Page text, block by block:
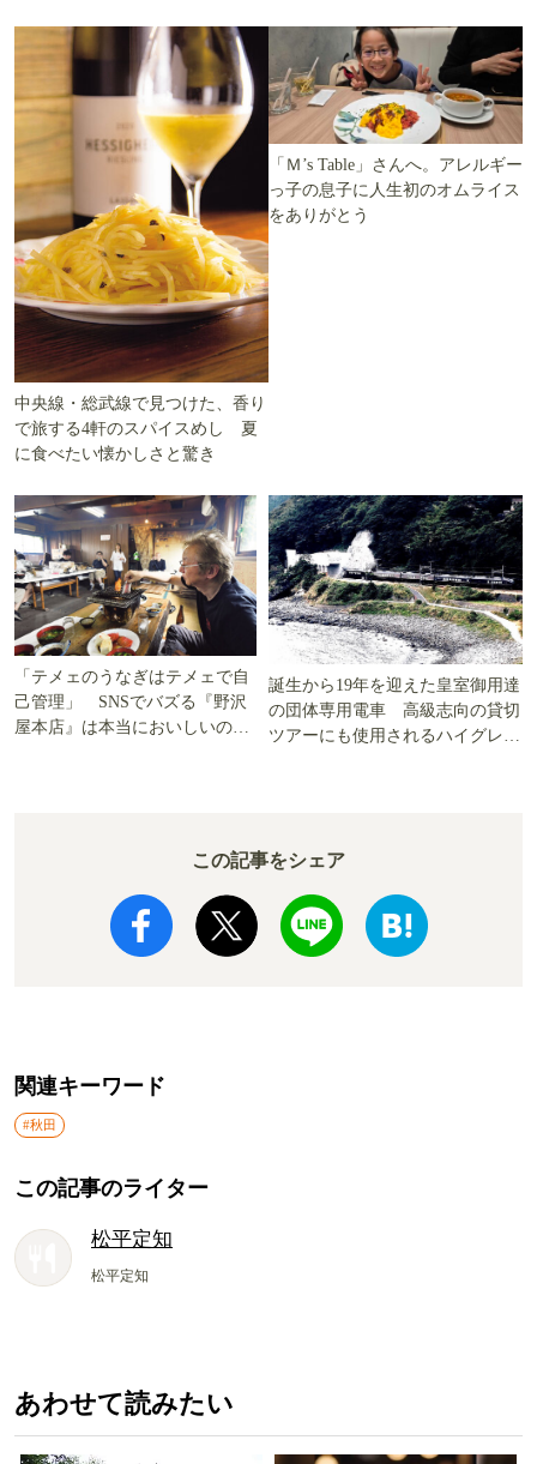
中央線・総武線で見つけた、香り
で旅する4軒のスパイスめし 夏
に食べたい懐かしさと驚き
「Ｍ’s Table」さんへ。アレルギー
っ子の息子に人生初のオムライス
をありがとう
「テメェのうなぎはテメェで自
己管理」 SNSでバズる『野沢
屋本店』は本当においしいの
誕生から19年を迎えた皇室御用達
の団体専用電車 高級志向の貸切
ツアーにも使用されるハイグレー
この記事をシェア
関連キーワード
#秋田
この記事のライター
松平定知
松平定知
あわせて読みたい